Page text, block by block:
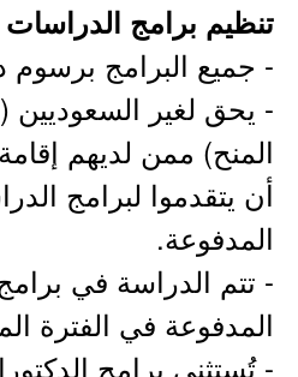
تنظيم برامج الدراسات
- ​جميع البرامج برسوم
- ​يحق لغير
المنح) ممن لديهم
أن يتقدموا لبرامج
المدفوعة.
- ​تتم الدراسة في
المدفوعة في الفترة
- ​تُستثنى برامج